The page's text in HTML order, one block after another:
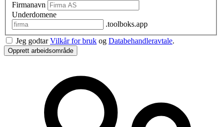
Firmanavn
Underdomene
.toolboks.app
Jeg godtarVilkår for bruk og Databehandleravtale.
Opprett arbeidsområde